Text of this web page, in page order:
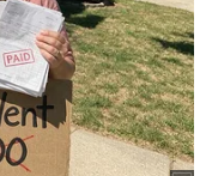
#Khủng bố